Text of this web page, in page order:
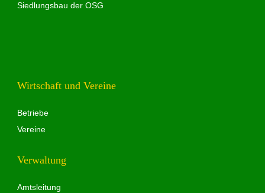
Siedlungsbau der OSG
Wirtschaft und Vereine
Betriebe
Vereine
Verwaltung
Amtsleitung